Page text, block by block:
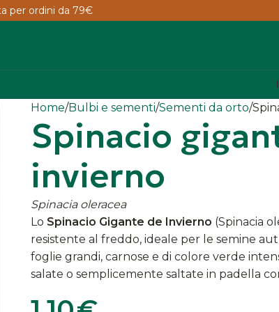
per ordini da 79€
Home Bulbi e sementi Sementi da orto
Spinacio
invierno
Spinacia oleracea
Lo Spinacio Gigante de Invierno (Spinacia
resistente al freddo, ideale per le semine
foglie grandi, carnose e di colore verde
salate o semplicemente saltate in padella